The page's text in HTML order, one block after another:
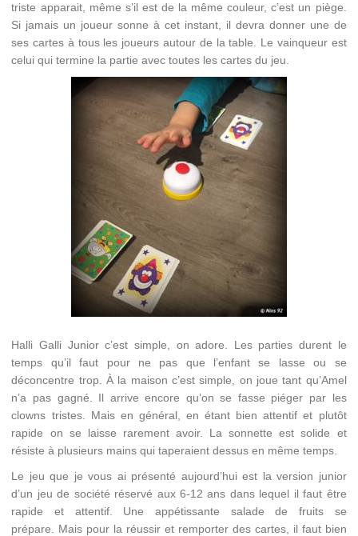
triste apparait, même s’il est de la même couleur, c’est un piège.
Si jamais un joueur sonne à cet instant, il devra donner une de
ses cartes à tous les joueurs autour de la table. Le vainqueur est
celui qui termine la partie avec toutes les cartes du jeu.
Halli Galli Junior c’est simple, on adore. Les parties durent le
temps qu’il faut pour ne pas que l’enfant se lasse ou se
déconcentre trop. À la maison c’est simple, on joue tant qu’Amel
n’a pas gagné. Il arrive encore qu’on se fasse piéger par les
clowns tristes. Mais en général, en étant bien attentif et plutôt
rapide on se laisse rarement avoir. La sonnette est solide et
résiste à plusieurs mains qui taperaient dessus en même temps.
Le jeu que je vous ai présenté aujourd’hui est la version junior
d’un jeu de société réservé aux 6-12 ans dans lequel il faut être
rapide et attentif. Une appétissante salade de fruits se
prépare. Mais pour la réussir et remporter des cartes, il faut bien